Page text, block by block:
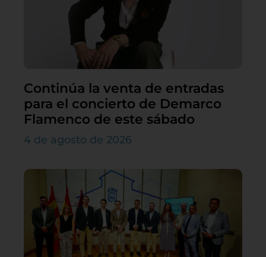
Continúa la venta de entradas
para el concierto de Demarco
Flamenco de este sábado
4 de agosto de 2026